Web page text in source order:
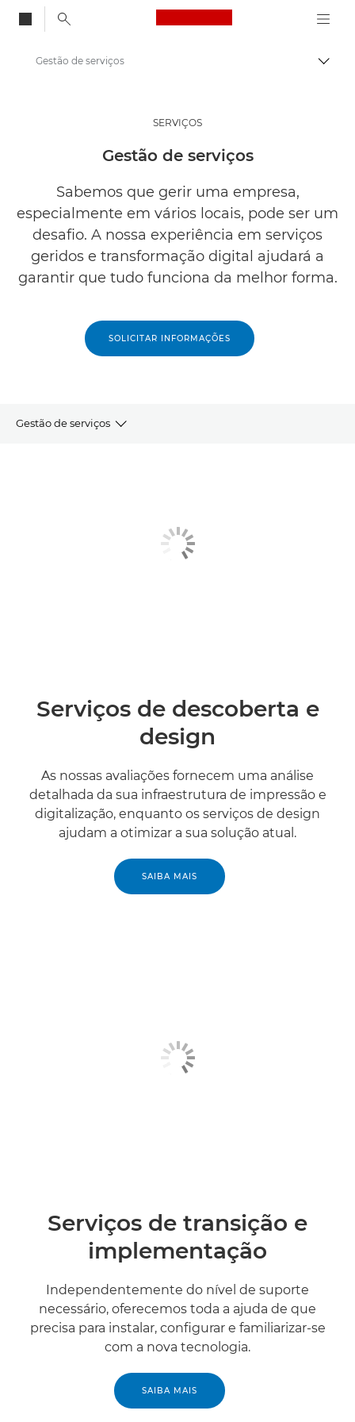
Canon Logo, back
Gestão de serviços
SERVIÇOS
Gestão de serviços
Sabemos que gerir uma empresa,
especialmente em vários locais, pode ser um
desafio. A nossa experiência em serviços
geridos e transformação digital ajudará a
garantir que tudo funciona da melhor forma.
SOLICITAR INFORMAÇÕES
Gestão de serviços
ASSISTÊNCIA À GESTÃO E REVISÃO
Serviços de descoberta e
design
As nossas avaliações fornecem uma análise
detalhada da sua infraestrutura de impressão e
digitalização, enquanto os serviços de design
ajudam a otimizar a sua solução atual.
SAIBA MAIS
Serviços de transição e
implementação
Independentemente do nível de suporte
necessário, oferecemos toda a ajuda de que
precisa para instalar, configurar e familiarizar-se
com a nova tecnologia.
SAIBA MAIS